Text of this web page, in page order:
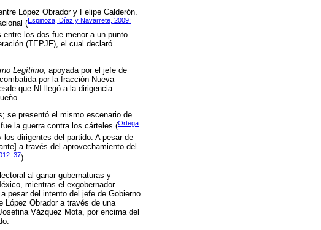
López Obrador y Felipe Calderón.
(Espinoza, Díaz y Navarrete, 2009:
los dos fue menor a un punto
(TEPJF), el cual declaró
Legítimo, apoyada por el jefe de
por la fracción Nueva
que NI llegó a la dirigencia
se presentó el mismo escenario de
la guerra contra los cárteles (Ortega
dirigentes del partido. A pesar de
a través del aprovechamiento del
37).
al ganar gubernaturas y
mientras el exgobernador
pesar del intento del jefe de Gobierno
López Obrador a través de una
Vázquez Mota, por encima del